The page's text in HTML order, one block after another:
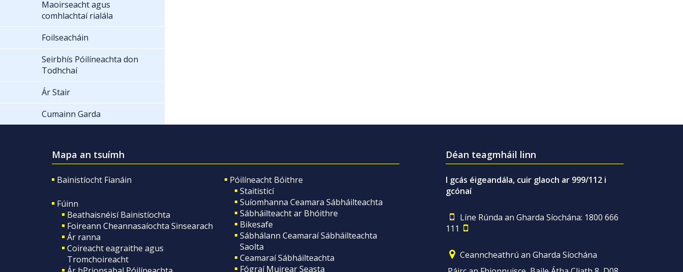
Maoirseacht agus
comhlachtaí rialála
Foilseacháin
Seirbhís Póilíneachta don
Todhchaí
Ár Stair
Cumainn Garda
Mapa an tsuímh
Bainistíocht Fianáin
Fúinn
Beathaisnéisí Bainistíochta
Foireann Cheannasaíochta Sinsearach
Ár ranna
Coireacht eagraithe agus
Tromchoireacht
Póilíneacht Bóithre
Staitisticí
Suíomhanna Ceamara Sábháilteachta
Sábháilteacht ar Bhóithre
Bikesafe
Sábhálann Ceamaraí Sábháilteachta
Saolta
Ceamaraí Sábháilteachta
Fógraí Muirear Seasta
Déan teagmháil linn
I gcás éigeandála, cuir glaoch ar 999/112 i
gcónaí
Líne Rúnda an Gharda Síochána: 1800 666
111
Ceanncheathrú an Gharda Síochána